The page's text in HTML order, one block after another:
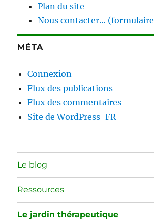
Plan du site
Nous contacter…
MÉTA
Connexion
Flux des publications
Flux des commentaires
Site de WordPress-FR
Le blog
Ressources
Le jardin thérapeutique